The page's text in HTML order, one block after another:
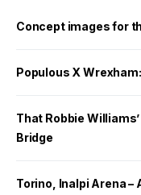
Concept images for
Populous X
That Robbie
Bridge
Torino, Inalpi Arena –